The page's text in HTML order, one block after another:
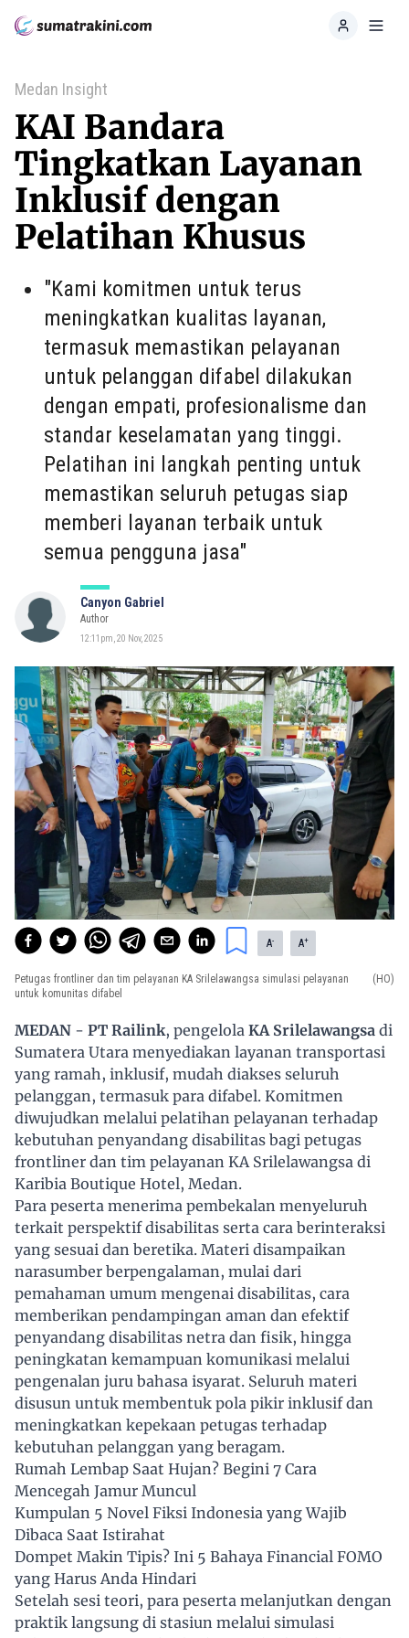
Home
Medan Insight
KAI Bandara
Tingkatkan Layanan
Inklusif dengan
Pelatihan Khusus
"Kami komitmen untuk terus
meningkatkan kualitas layanan,
termasuk memastikan pelayanan
untuk pelanggan difabel dilakukan
dengan empati, profesionalisme dan
standar keselamatan yang tinggi.
Pelatihan ini langkah penting untuk
memastikan seluruh petugas siap
memberi layanan terbaik untuk
semua pengguna jasa"
Canyon Gabriel
Author
12:11pm, 20 Nov, 2025
A- A+
Petugas frontliner dan tim pelayanan KA Srilelawangsa simulasi pelayanan
untuk komunitas difabel
(HO)
MEDAN - PT Railink, pengelola KA Srilelawangsa di
Sumatera Utara menyediakan layanan transportasi
yang ramah, inklusif, mudah diakses seluruh
pelanggan, termasuk para difabel. Komitmen
diwujudkan melalui pelatihan pelayanan terhadap
kebutuhan penyandang disabilitas bagi petugas
frontliner dan tim pelayanan KA Srilelawangsa di
Karibia Boutique Hotel, Medan.
Para peserta menerima pembekalan menyeluruh
terkait perspektif disabilitas serta cara berinteraksi
yang sesuai dan beretika. Materi disampaikan
narasumber berpengalaman, mulai dari
pemahaman umum mengenai disabilitas, cara
memberikan pendampingan aman dan efektif
penyandang disabilitas netra dan fisik, hingga
peningkatan kemampuan komunikasi melalui
pengenalan juru bahasa isyarat. Seluruh materi
disusun untuk membentuk pola pikir inklusif dan
meningkatkan kepekaan petugas terhadap
kebutuhan pelanggan yang beragam.
Rumah Lembap Saat Hujan? Begini 7 Cara
Mencegah Jamur Muncul
Kumpulan 5 Novel Fiksi Indonesia yang Wajib
Dibaca Saat Istirahat
Dompet Makin Tipis? Ini 5 Bahaya Financial FOMO
yang Harus Anda Hindari
Setelah sesi teori, para peserta melanjutkan dengan
praktik langsung di stasiun melalui simulasi